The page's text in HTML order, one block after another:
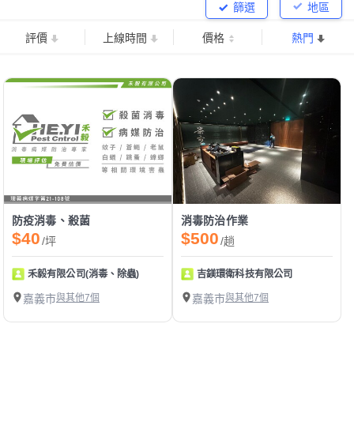
地區
篩選
評價 上線時間 價格 熱門
防疫消毒、殺菌
$40/坪
禾毅有限公司(消毒、除蟲)
嘉義市與其他7個
消毒防治作業
$500/趟
吉鎂環衛科技有限公司
嘉義市與其他7個